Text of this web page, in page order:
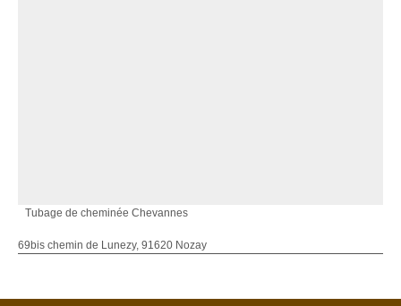
Tubage de cheminée Chevannes
69bis chemin de Lunezy, 91620 Nozay